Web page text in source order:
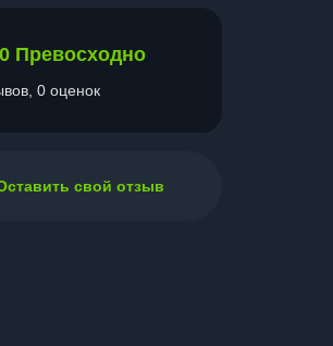
Превосходно
0 оценок
свой отзыв